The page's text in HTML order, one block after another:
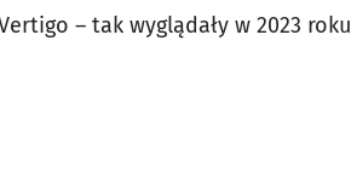
– tak wyglądały w 2023 roku